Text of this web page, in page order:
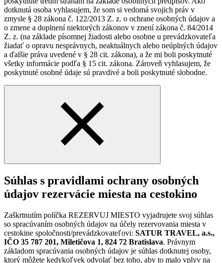
dotknutá osoba vyhlasujem, že som si vedomá svojich práv v
zmysle § 28 zákona č. 122/2013 Z. z. o ochrane osobných údajov a
o zmene a doplnení niektorých zákonov v znení zákona č. 84/2014
Z. z. (na základe písomnej žiadosti alebo osobne u prevádzkovateľa
žiadať o opravu nesprávnych, neaktuálnych alebo neúplných údajov
a ďalšie práva uvedené v § 28 cit. zákona), a že mi boli poskytnuté
všetky informácie podľa § 15 cit. zákona. Zároveň vyhlasujem, že
poskytnuté osobné údaje sú pravdivé a boli poskytnuté slobodne.
Súhlas s pravidlami ochrany osobných
údajov rezervácie miesta na cestokino
Zaškrtnutím políčka REZERVUJ MIESTO vyjadrujete svoj súhlas
so spracúvaním osobných údajov na účely rezervovania miesta v
cestokine spoločnosti/prevádzkovateľovi: SATUR TRAVEL, a.s.,
IČO 35 787 201, Miletičova 1, 824 72 Bratislava. Právnym
základom spracúvania osobných údajov je súhlas dotknutej osoby,
ktorý môžete kedykoľvek odvolať bez toho, aby to malo vplyv na